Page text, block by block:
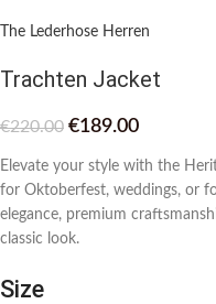
The Lederhose Herren
Trachten Jacket
€220.00 €189.00
Elevate your style with the
for Oktoberfest, weddings, or
elegance, premium
classic look.
Size